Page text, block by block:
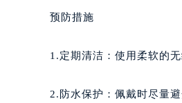
预防措施
1.定期清洁：使用柔软的
2.防水保护：佩戴时尽量